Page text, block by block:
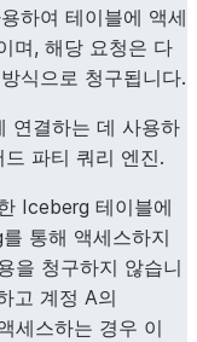
하여 테이블에 액세
며, 해당 요청은 다
식으로 청구됩니다.
연결하는 데 사용하
파티 쿼리 엔진.
Iceberg 테이블에
통해 액세스하지
을 청구하지 않습니
고 계정 A의
세스하는 경우 이